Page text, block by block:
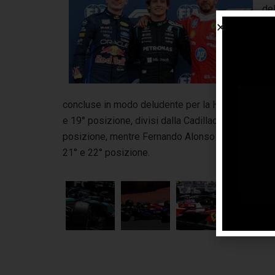
concluse in modo deludente per la Haas, con
e 19° posizione, divisi dalla Cadillac di Sergio
posizione, mentre Fernando Alonso e Lance
21° e 22° posizione.